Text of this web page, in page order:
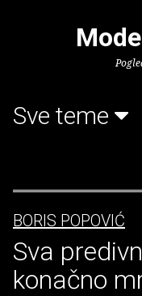
Sve teme
BORIS POPOVIĆ
Sva
konačno